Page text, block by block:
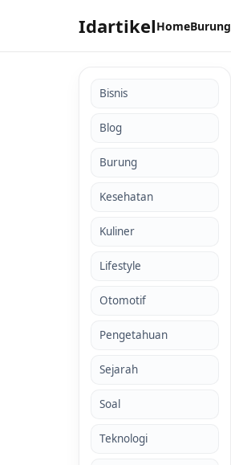
IdartikelHomeBurung
Bisnis
Blog
Burung
Kesehatan
Kuliner
Lifestyle
Otomotif
Pengetahuan
Sejarah
Soal
Teknologi